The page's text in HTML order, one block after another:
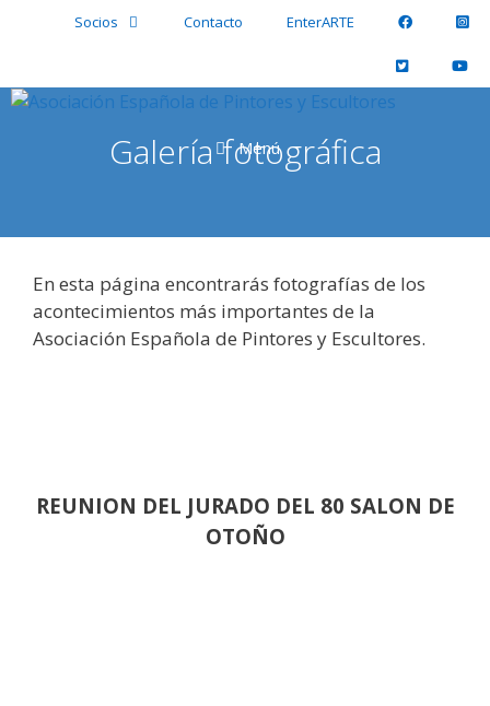
Socios Contacto EnterARTE
Menú
Galería fotográfica
En esta página encontrarás fotografías de los
acontecimientos más importantes de la
Asociación Española de Pintores y Escultores.
REUNION DEL JURADO DEL 80 SALON DE
OTOÑO